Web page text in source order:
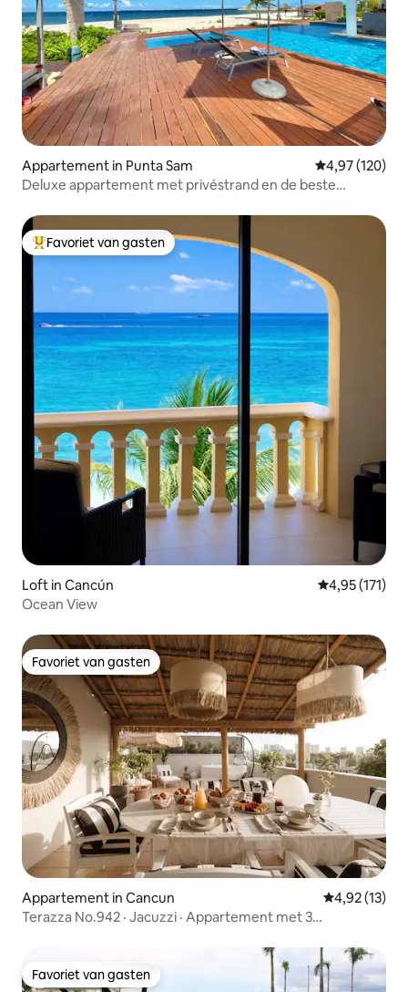
Appartement in Punta Sam Gemiddelde
4,97 (120)
Deluxe appartement met privéstrand en de beste
Topfavoriet van gasten
Favoriet van gasten
Loft in Cancún Gemiddelde
4,95 (171)
Ocean View
Favoriet van gasten
Favoriet van gasten
Appartement in Cancun Gemiddelde
4,92 (13)
Terazza No.942 · Jacuzzi · Appartement met 3
Favoriet van gasten
Favoriet van gasten